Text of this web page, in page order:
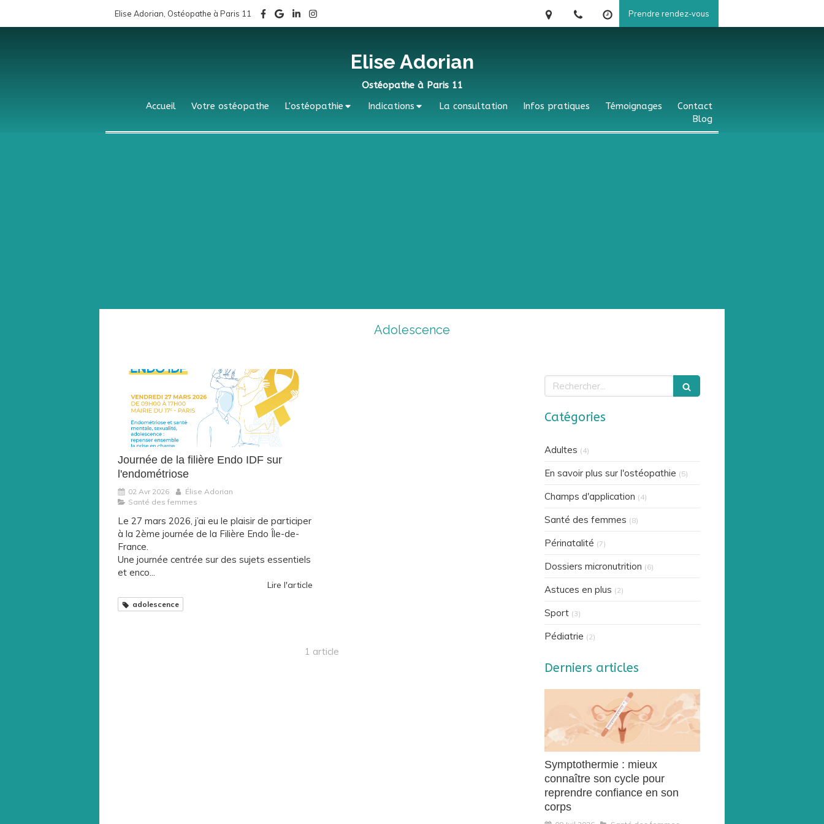
Elise Adorian, Ostéopathe à Paris 11 Prendre rendez-vous
Elise Adorian
Ostéopathe à Paris 11
Accueil
Votre ostéopathe L'ostéopathie Indications La consultation Infos pratiques Témoignages
Contact
Blog
Adolescence
Journée de la filière Endo IDF sur
l'endométriose
02 Avr 2026
Élise Adorian
Santé des femmes
Le 27 mars 2026, j’ai eu le plaisir de participer
à la 2ème journée de la Filière Endo Île-de-
France.
Une journée centrée sur des sujets essentiels
et enco...
Lire l'article
adolescence
1 article
Rechercher
Catégories
Adultes (4)
En savoir plus sur l'ostéopathie (5)
Champs d'application (4)
Santé des femmes (8)
Périnatalité (7)
Dossiers micronutrition (6)
Astuces en plus (2)
Sport (3)
Pédiatrie (2)
Derniers articles
Symptothermie : mieux
connaître son cycle pour
reprendre confiance en son
corps